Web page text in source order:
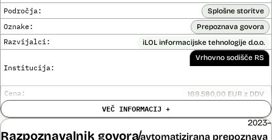
Področja: Splošne storitve
Oznake: Prepoznava govora
Razvijalci: iLOL informacijske tehnologije d.o.o.
Institucija:
Vrhovno sodišče RS
Cena: 169.580,00 EUR z DDV
licence:
opravljena:
VEČ INFORMACIJ +
Razpoznavalnik govoraavtomatizirana prepoznava
2023–